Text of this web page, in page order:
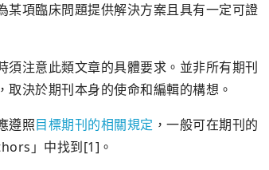
項臨床問題提供解決方案且具有一定可證
注意此類文章的具體要求。並非所有期刊
決於期刊本身的使命和編輯的構想。
遵照目標期刊的相關規定 ，一般可在期刊的
」中找到[1]。